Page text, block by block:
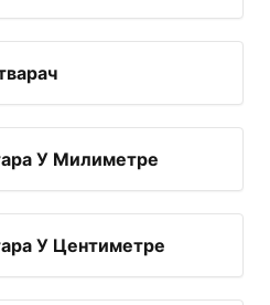
У Милиметре
У Центиметре